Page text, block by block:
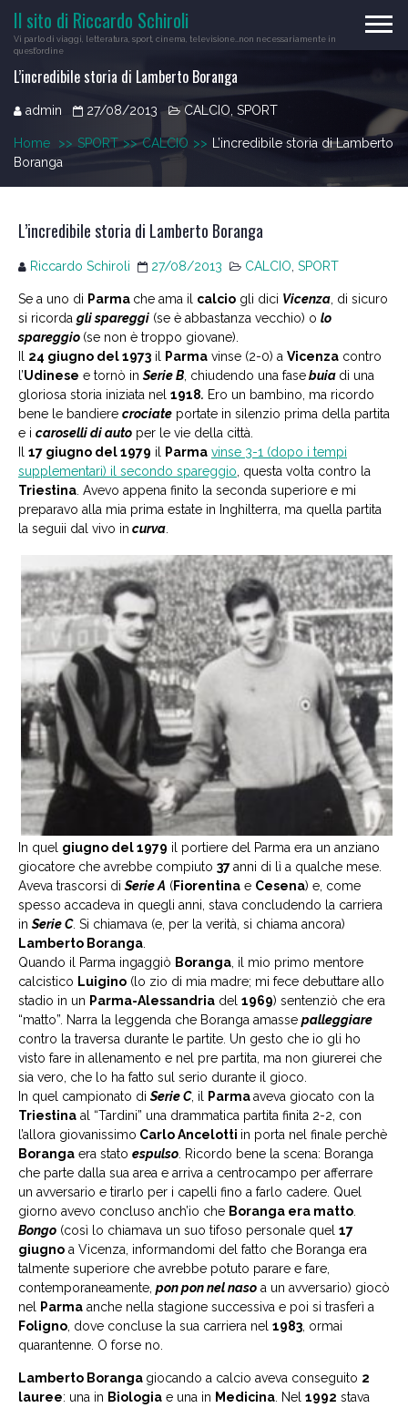
content
Il sito di Riccardo Schiroli
Vi parlo di viaggi, letteratura, sport, cinema, televisione…non necessariamente in
quest'ordine
L’incredibile storia di Lamberto Boranga
admin 27/08/2013 CALCIO SPORT
Home >> SPORT >> CALCIO >> L’incredibile storia di Lamberto
Boranga
L’incredibile storia di Lamberto Boranga
Riccardo Schiroli 27/08/2013 CALCIO SPORT
Se a uno di Parma che ama il calcio gli dici Vicenza , di sicuro
si ricorda glispareggi (se è abbastanza vecchio) o lo
spareggio (se non è troppo giovane).
24 giugno del 1973 il Parma vinse (2-0) a Vicenza contro
l’Udinese e tornò inSerie B , chiudendo una fasebuia di una
gloriosa storia iniziata nel 1918. Ero un bambino, ma ricordo
bene le bandiere crociate portate in silenzio prima della partita
e i caroselli di auto per le vie della città.
17 giugno del 1979 il Parma vinse 3-1 (dopo i tempi
supplementari) il secondo spareggio , questa volta contro la
Triestina . Avevo appena finito la seconda superiore e mi
preparavo alla mia prima estate in Inghilterra, ma quella partita
la seguii dal vivo in curva
In quel giugno del 1979 il portiere del Parma era un anziano
giocatore che avrebbe compiuto 37anni di lì a qualche mese.
Aveva trascorsi diSerie A (Fiorentina e Cesena) e, come
spesso accadeva in quegli anni, stava concludendo la carriera
inSerie C. Si chiamava (e, per la verità, si chiama ancora)
Lamberto Boranga.
Quando il Parma ingaggiò Boranga, il mio primo mentore
calcistico Luigino (lo zio di mia madre; mi fece debuttare allo
stadio in un Parma-Alessandria del 1969) sentenziò che era
“matto”. Narra la leggenda che Boranga amasse palleggiare
contro la traversa durante le partite. Un gesto che io gli ho
visto fare in allenamento e nel pre partita, ma non giurerei che
sia vero, che lo ha fatto sul serio durante il gioco.
In quel campionato diSerie C, il Parmaaveva giocato con la
Triestina al “Tardini” una drammatica partita finita 2-2, con
l’allora giovanissimo Carlo Ancelotti in porta nel finale perchè
Boranga era stato espulso. Ricordo bene la scena: Boranga
che parte dalla sua area e arriva a centrocampo per afferrare
un avversario e tirarlo per i capelli fino a farlo cadere. Quel
giorno avevo concluso anch’io che Boranga era matto.
Bongo (così lo chiamava un suo tifoso personale quel 17
giugno a Vicenza, informandomi del fatto che Boranga era
talmente superiore che avrebbe potuto parare e fare,
contemporaneamente, pon pon nel naso a un avversario) giocò
nel Parma anche nella stagione successiva e poi si trasferì a
Foligno, dove concluse la sua carriera nel 1983, ormai
quarantenne. O forse no.
Lamberto Boranga giocando a calcio aveva conseguito 2
lauree: una in Biologia e una in Medicina. Nel 1992 stava